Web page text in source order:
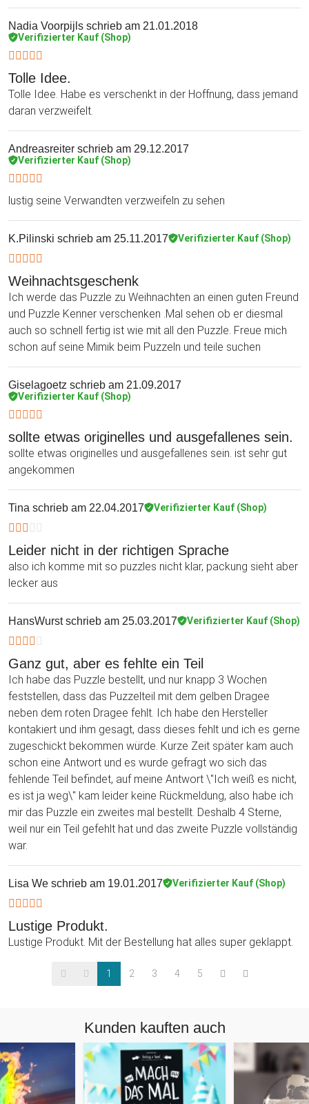
Nadia Voorpijls schrieb am 21.01.2018
Verifizierter Kauf (Shop)
Tolle Idee.
Tolle Idee. Habe es verschenkt in der Hoffnung, dass jemand
daran verzweifelt.
Andreasreiter schrieb am 29.12.2017
Verifizierter Kauf (Shop)
lustig seine Verwandten verzweifeln zu sehen
K.Pilinski schrieb am 25.11.2017 Verifizierter Kauf (Shop)
Weihnachtsgeschenk
Ich werde das Puzzle zu Weihnachten an einen guten Freund
und Puzzle Kenner verschenken .Mal sehen ob er diesmal
auch so schnell fertig ist wie mit all den Puzzle. Freue mich
schon auf seine Mimik beim Puzzeln und teile suchen
Giselagoetz schrieb am 21.09.2017
Verifizierter Kauf (Shop)
sollte etwas originelles und ausgefallenes sein.
sollte etwas originelles und ausgefallenes sein. ist sehr gut
angekommen
Tina schrieb am 22.04.2017 Verifizierter Kauf (Shop)
Leider nicht in der richtigen Sprache
also ich komme mit so puzzles nicht klar, packung sieht aber
lecker aus
HansWurstschrieb am 25.03.2017 Verifizierter Kauf (Shop)
Ganz gut, aber es fehlte ein Teil
Ich habe das Puzzle bestellt, und nur knapp 3 Wochen
feststellen, dass das Puzzelteil mit dem gelben Dragee
neben dem roten Dragee fehlt. Ich habe den Hersteller
kontakiert und ihm gesagt, dass dieses fehlt und ich es gerne
zugeschickt bekommen würde. Kurze Zeit später kam auch
schon eine Antwort und es wurde gefragt wo sich das
fehlende Teil befindet, auf meine Antwort \"Ich weiß es nicht,
es ist ja weg\" kam leider keine Rückmeldung, also habe ich
mir das Puzzle ein zweites mal bestellt. Deshalb 4 Sterne,
weil nur ein Teil gefehlt hat und das zweite Puzzle vollständig
war.
Lisa We schrieb am 19.01.2017 Verifizierter Kauf (Shop)
Lustige Produkt.
Lustige Produkt. Mit der Bestellung hat alles super geklappt.
1 2 3 4 5
Kunden kauften auch